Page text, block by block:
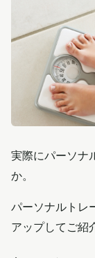
実際にパーソナ
か。
パーソナルトレ
アップしてご紹